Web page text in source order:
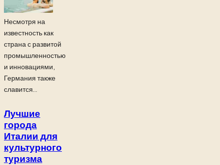
Несмотря на
известность как
страна с развитой
промышленностью
и инновациями,
Германия также
славится...
Лучшие
города
Италии для
культурного
туризма